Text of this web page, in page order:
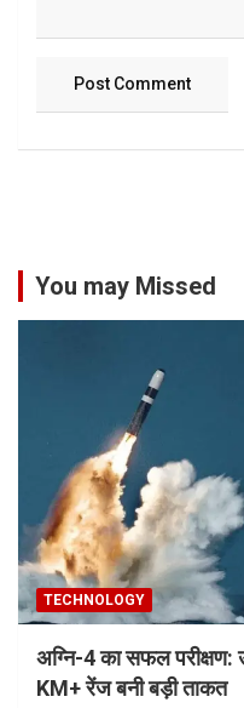
You may Missed
TECHNOLOGY
अग्नि-4 का सफल
KM+ रेंज बनी बड़ी ताकत